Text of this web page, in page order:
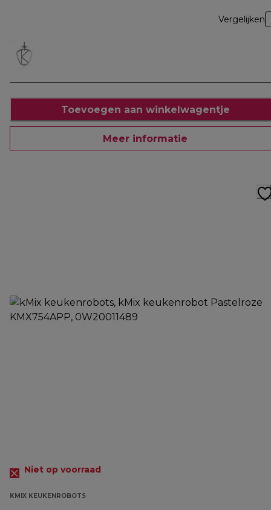
Vergelijken
Toevoegen aan winkelwagentje
Meer informatie
Niet op voorraad
KMIX KEUKENROBOTS